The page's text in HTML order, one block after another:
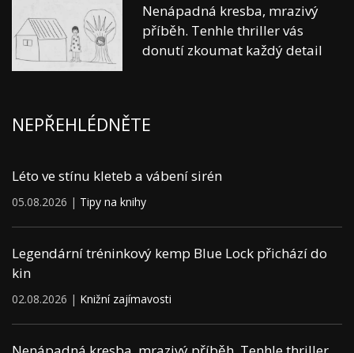
Nenápadná kresba, mrazivý
příběh. Tenhle thriller vás
donutí zkoumat každý detail
NEPŘEHLÉDNĚTE
Léto ve stínu kleteb a vábení sirén
05.08.2026 | Tipy na knihy
Legendární tréninkový kemp Blue Lock přichází do
kin
02.08.2026 | Knižní zajímavosti